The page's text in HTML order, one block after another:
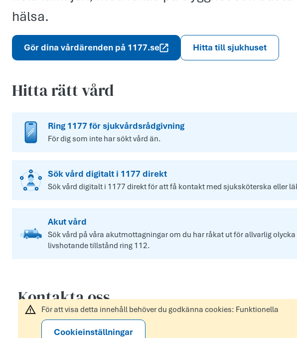
hälsa.
Gör dina vårdärenden på 1177.se Hitta till sjukhuset
Hitta rätt vård
Ring 1177 för sjukvårdsrådgivning
För dig som inte har sökt vård än.
Sök vård digitalt i 1177 direkt
Sök vård digitalt i 1177 direkt för att få kontakt med sjuksköterska eller
Akut vård
Sök vård på våra akutmottagningar om du har råkat ut för allvarlig
livshotande tillstånd ring 112.
Kontakta oss
För att visa detta innehåll behöver du godkänna cookies: Funktionella
Cookieinställningar